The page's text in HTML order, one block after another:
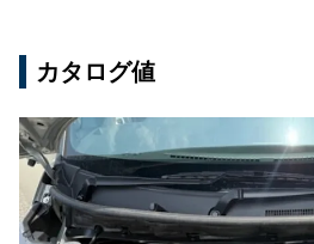
カタログ値